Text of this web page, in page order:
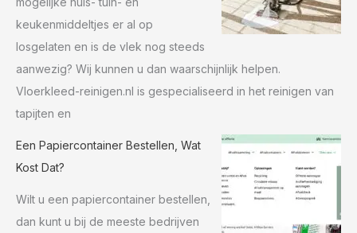
keukenmiddeltjes er al op
losgelaten en is de vlek nog steeds
aanwezig? Wij kunnen u dan waarschijnlijk helpen.
Vloerkleed-reinigen.nl is gespecialiseerd in het reinigen van
tapijten en
Een Papiercontainer Bestellen, Wat
Kost Dat?
Wilt u een papiercontainer bestellen,
dan kunt u bij de meeste bedrijven